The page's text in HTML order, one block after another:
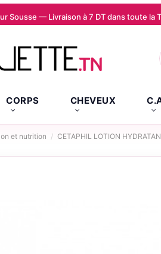
Sousse — Livraison à 7 DT dans toute
CORPS CHEVEUX
et nutrition CETAPHIL LOTION